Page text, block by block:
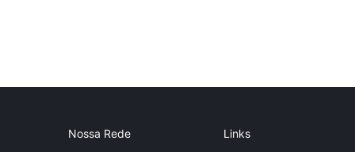
Nossa Rede Links